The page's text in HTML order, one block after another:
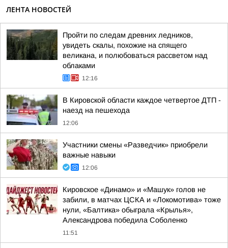
ЛЕНТА НОВОСТЕЙ
Пройти по следам древних ледников,
увидеть скалы, похожие на спящего
великана, и полюбоваться рассветом над
облаками
12:16
В Кировской области каждое четвертое ДТП -
наезд на пешехода
12:06
Участники смены «Разведчик» приобрели
важные навыки
12:06
Кировское «Динамо» и «Машук» голов не
забили, в матчах ЦСКА и «Локомотива» тоже
нули, «Балтика» обыграла «Крылья»,
Александрова победила Соболенко
11:51